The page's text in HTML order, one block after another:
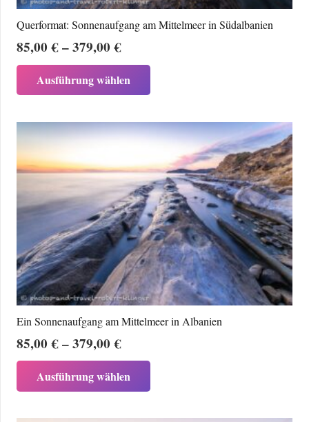
Querformat: Sonnenaufgang am Mittelmeer in Südalbanien
85,00€–379,00€Preisspanne:
85,00 €
bis
379,00 €
Ausführung wählen
mehrere
Varianten
auf.
Die
Optionen
können
auf
der
Produktseite
gewählt
werden
Ein Sonnenaufgang am Mittelmeer in Albanien
85,00€–379,00€Preisspanne:
85,00 €
bis
379,00 €
Ausführung wählen
mehrere